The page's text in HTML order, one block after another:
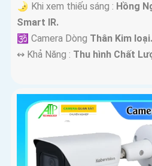
🌛 Khi xem thiếu sáng : Hồng
Smart IR.
🕉️ Camera Dòng Thân Kim loại.
️↭ Khả Năng : Thu hình Chất